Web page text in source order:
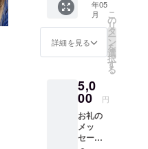
（mm
）は
60×60
丸形
になり
のご住
所、
メール
アドレ
スの記
入をお
年05
月
詳細を見る
こ
の
リ
タ
ー
ン
を
選
択
す
る
5,0
00 円
お礼の
メッ
セージ